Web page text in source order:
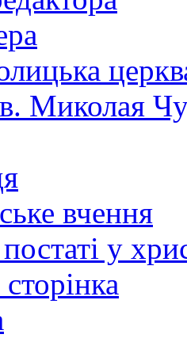
Миколая
вчення
у